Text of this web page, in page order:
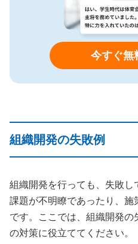
今すぐ無
組織開発の失敗例
組織開発を行っても、失敗し
課題が不明瞭であったり、施
です。ここでは、組織開発
の対策に役立ててください。